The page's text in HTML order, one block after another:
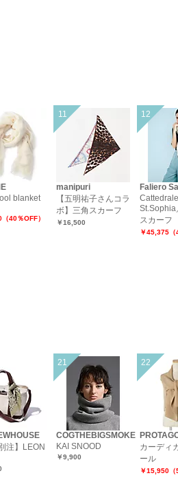
blanket
40％OFF）
manipuri
【五明祐子さんコラ
ボ】三角スカーフ
￥16,500
Faliero
Cattedrale
St.Sophia
スカーフ
￥45,375（
注】LEON
COGTHEBIGSMOKE
KAI SNOOD
￥9,900
カーディ
ール
￥15,950（